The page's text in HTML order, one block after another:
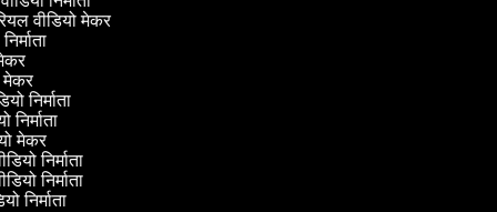
वीडियो मेकर
मेकर
मेकर
निर्माता
निर्माता
मेकर
निर्माता
निर्माता
निर्माता